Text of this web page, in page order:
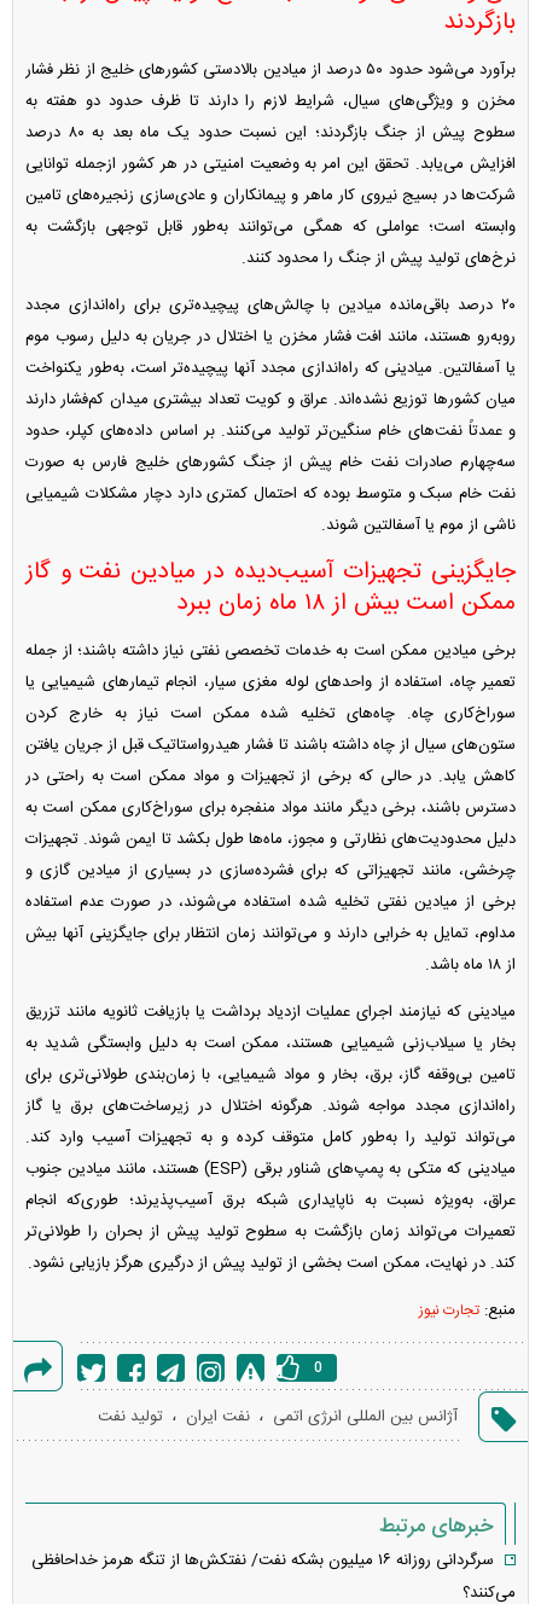
بازگردند
برآورد می‌شود حدود ۵۰ درصد از میادین بالادستی کشور‌های خلیج از نظر فشار
مخزن و ویژگی‌های سیال، شرایط لازم را دارند تا ظرف حدود دو هفته به
سطوح پیش از جنگ بازگردند؛ این نسبت حدود یک ماه بعد به ۸۰ درصد
افزایش می‌یابد. تحقق این امر به وضعیت امنیتی در هر کشور ازجمله توانایی
شرکت‌ها در بسیج نیروی کار ماهر و پیمانکاران و عادی‌سازی زنجیره‌های تامین
وابسته است؛ عواملی که همگی می‌توانند به‌طور قابل توجهی بازگشت به
نرخ‌های تولید پیش از جنگ را محدود کنند.
۲۰ درصد باقی‌مانده میادین با چالش‌های پیچیده‌تری برای راه‌اندازی مجدد
روبه‌رو هستند، مانند افت فشار مخزن یا اختلال در جریان به دلیل رسوب موم
یا آسفالتین. میادینی که راه‌اندازی مجدد آنها پیچیده‌تر است، به‌طور یکنواخت
میان کشور‌ها توزیع نشده‌اند. عراق و کویت تعداد بیشتری میدان کم‌فشار دارند
و عمدتاً نفت‌های خام سنگین‌تر تولید می‌کنند. بر اساس داده‌های کپلر، حدود
سه‌چهارم صادرات نفت خام پیش از جنگ کشور‌های خلیج فارس به صورت
نفت خام سبک و متوسط بوده که احتمال کمتری دارد دچار مشکلات شیمیایی
ناشی از موم یا آسفالتین شوند.
جایگزینی تجهیزات آسیب‌دیده در میادین نفت و گاز
ممکن است بیش از ۱۸ ماه زمان ببرد
برخی میادین ممکن است به خدمات تخصصی نفتی نیاز داشته باشند؛ از جمله
تعمیر چاه، استفاده از واحد‌های لوله مغزی سیار، انجام تیمار‌های شیمیایی یا
سوراخ‌کاری چاه. چاه‌های تخلیه شده ممکن است نیاز به خارج کردن
ستون‌های سیال از چاه داشته باشند تا فشار هیدرواستاتیک قبل از جریان یافتن
کاهش یابد. در حالی که برخی از تجهیزات و مواد ممکن است به راحتی در
دسترس باشند، برخی دیگر مانند مواد منفجره برای سوراخ‌کاری ممکن است به
دلیل محدودیت‌های نظارتی و مجوز، ماه‌ها طول بکشد تا ایمن شوند. تجهیزات
چرخشی، مانند تجهیزاتی که برای فشرده‌سازی در بسیاری از میادین گازی و
برخی از میادین نفتی تخلیه شده استفاده می‌شوند، در صورت عدم استفاده
مداوم، تمایل به خرابی دارند و می‌توانند زمان انتظار برای جایگزینی آنها بیش
از ۱۸ ماه باشد.
میادینی که نیازمند اجرای عملیات ازدیاد برداشت یا بازیافت ثانویه مانند تزریق
بخار یا سیلاب‌زنی شیمیایی هستند، ممکن است به دلیل وابستگی شدید به
تامین بی‌وقفه گاز، برق، بخار و مواد شیمیایی، با زمان‌بندی طولانی‌تری برای
راه‌اندازی مجدد مواجه شوند. هرگونه اختلال در زیرساخت‌های برق یا گاز
می‌تواند تولید را به‌طور کامل متوقف کرده و به تجهیزات آسیب وارد کند.
میادینی که متکی به پمپ‌های شناور برقی (ESP) هستند، مانند میادین جنوب
عراق، به‌ویژه نسبت به ناپایداری شبکه برق آسیب‌پذیرند؛ طوری‌که انجام
تعمیرات می‌تواند زمان بازگشت به سطوح تولید پیش از بحران را طولانی‌تر
کند. در نهایت، ممکن است بخشی از تولید پیش از درگیری هرگز بازیابی نشود.
منبع: تجارت نیوز
گزارش
خطا
0
آژانس بین المللی انرژی اتمی ، نفت ایران ، تولید نفت
خبرهای مرتبط
سرگردانی روزانه ۱۶ میلیون بشکه نفت/ نفتکش‌ها از تنگه هرمز خداحافظی
می‌کنند؟